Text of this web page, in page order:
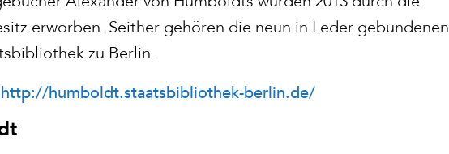
erworben. Seither gehören die neun in Leder gebundenen
zu Berlin.
http://humboldt.staatsbibliothek-berlin.de/